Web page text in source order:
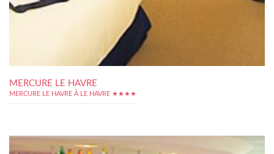
MERCURE LE HAVRE
MERCURE LE HAVRE À LE HAVRE ★★★★